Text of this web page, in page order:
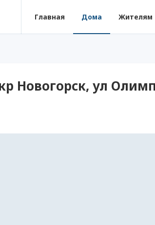
Главная Дома Жителям
Новогорск, ул